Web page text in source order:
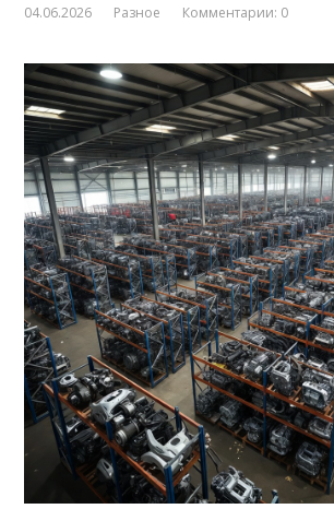
04.06.2026 Разное Комментарии: 0